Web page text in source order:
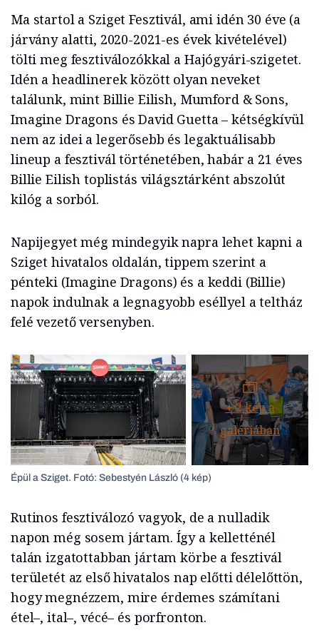
Ma startol a Sziget Fesztivál, ami idén 30 éve (a
járvány alatti, 2020-2021-es évek kivételével)
tölti meg fesztiválozókkal a Hajógyári-szigetet.
Idén a headlinerek között olyan neveket
találunk, mint Billie Eilish, Mumford & Sons,
Imagine Dragons és David Guetta – kétségkívül
nem az idei a legerősebb és legaktuálisabb
lineup a fesztivál történetében, habár a 21 éves
Billie Eilish toplistás világsztárként abszolút
kilóg a sorból.
Napijegyet még mindegyik napra lehet kapni a
Sziget hivatalos oldalán, tippem szerint a
pénteki (Imagine Dragons) és a keddi (Billie)
napok indulnak a legnagyobb eséllyel a teltház
felé vezető versenyben.
+2kép a
galériában
Épül a Sziget. Fotó: Sebestyén László (4 kép)
Rutinos fesztiválozó vagyok, de a nulladik
napon még sosem jártam. Így a kelletténél
talán izgatottabban jártam körbe a fesztivál
területét az első hivatalos nap előtti délelőttön,
hogy megnézzem, mire érdemes számítani
étel–, ital–, vécé– és porfronton.